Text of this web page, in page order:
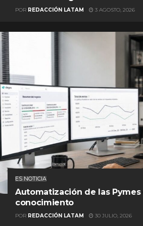
POR REDACCIÓN LATAM 3 AGOSTO, 2026
ES NOTICIA
Automatización de las
conocimiento
POR REDACCIÓN LATAM 30 JULIO, 2026